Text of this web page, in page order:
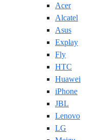
Acer
Alcatel
Asus
Explay
Fly
HTC
Huawei
iPhone
JBL
Lenovo
LG